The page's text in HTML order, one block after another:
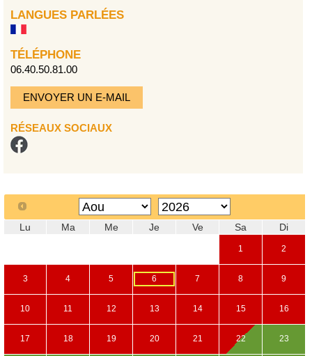
LANGUES PARLÉES
TÉLÉPHONE
06.40.50.81.00
ENVOYER UN E-MAIL
RÉSEAUX SOCIAUX
Lu Ma Me Je Ve Sa Di
1 2
3 4 5 6 7 8 9
10 11 12 13 14 15 16
17 18 19 20 21 22 23